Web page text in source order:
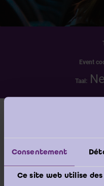
Consentement
Ce site web utilise
Event
Taal:
DE MONTIL